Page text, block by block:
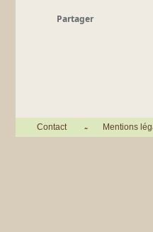
Partager
Contact Mentions